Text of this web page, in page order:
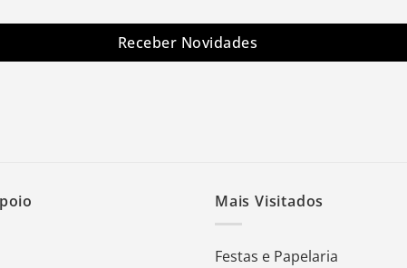
Receber Novidades
Mais Visitados
Festas e Papelaria